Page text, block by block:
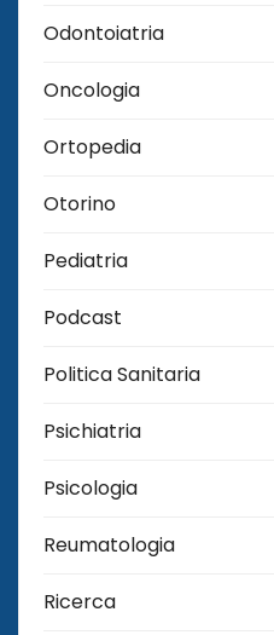
Odontoiatria
Oncologia
Ortopedia
Otorino
Pediatria
Podcast
Politica Sanitaria
Psichiatria
Psicologia
Reumatologia
Ricerca